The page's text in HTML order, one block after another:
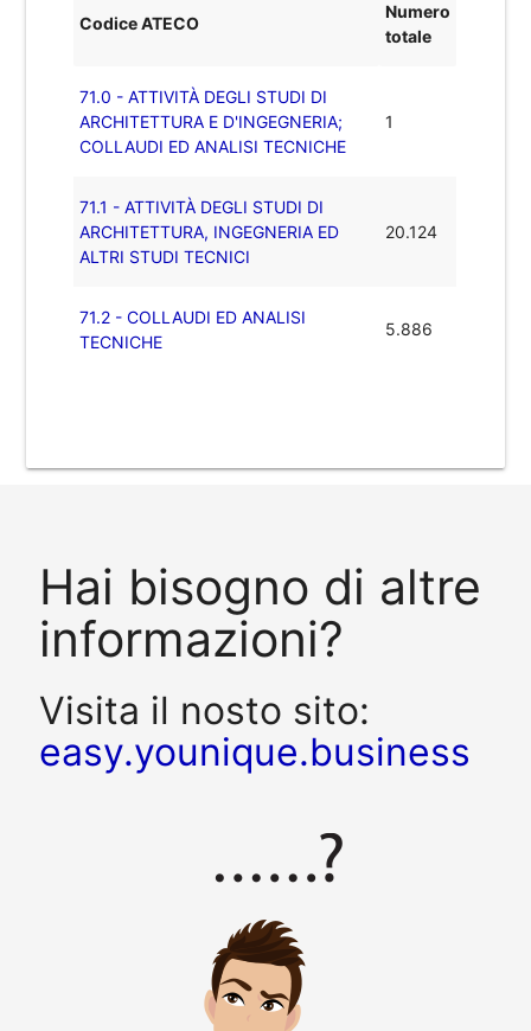
Codice ATECO
Numero
totale
71.0 - ATTIVITÀ DEGLI STUDI DI
ARCHITETTURA E D'INGEGNERIA;
COLLAUDI ED ANALISI TECNICHE
1
71.1 - ATTIVITÀ DEGLI STUDI DI
ARCHITETTURA, INGEGNERIA ED
ALTRI STUDI TECNICI
20.124
71.2 - COLLAUDI ED ANALISI
TECNICHE
5.886
Hai bisogno di altre
informazioni?
Visita il nosto sito:
easy.younique.business